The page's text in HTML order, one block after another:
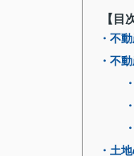
【目
・不
・不
・土